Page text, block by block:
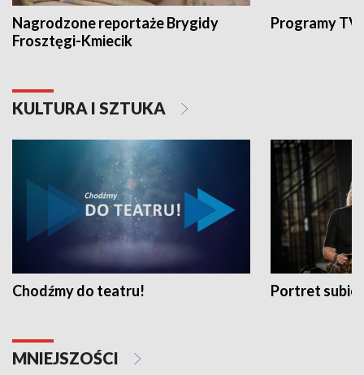
Nagrodzone reportaże Brygidy
Frosztęgi-Kmiecik
Programy
KULTURA I SZTUKA
Chodźmy do teatru! Portret
MNIEJSZOŚCI